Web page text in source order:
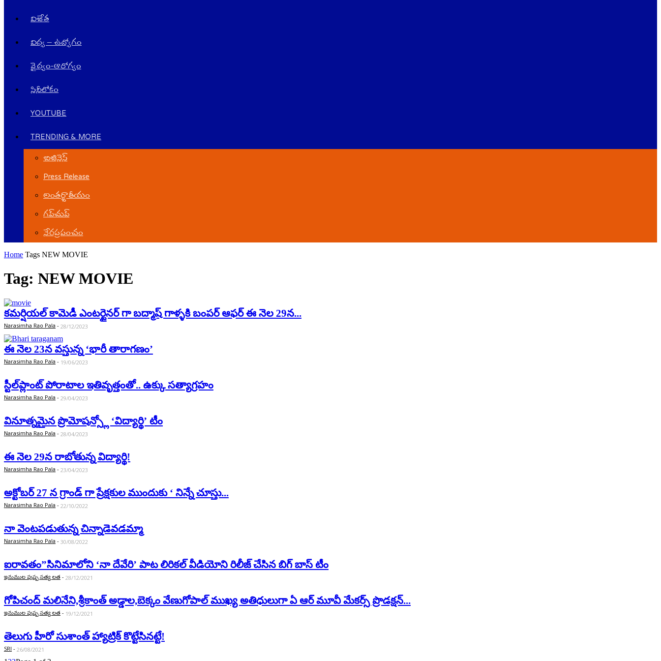
విజేత
విద్య – ఉద్యోగం
వైద్యం-ఆరోగ్యం
సినీలోకం
YOUTUBE
TRENDING & MORE
బిజినెస్
Press Release
అంతర్జాతీయం
గ‌ప్‌చుప్
నేర‌ప్ర‌పంచం
Home Tags NEW MOVIE
Tag: NEW MOVIE
కమర్షియల్ కామెడీ ఎంటర్టైనర్ గా బద్మాష్ గాళ్ళకి బంపర్ ఆఫర్ ఈ నెల 29న...
Narasimha Rao Pala - 28/12/2023
ఈ నెల 23న వస్తున్న ‘భారీ తారాగణం’
Narasimha Rao Pala - 19/06/2023
స్టీల్‌ప్లాంట్‌ పోరాటాల ఇతివృత్తంతో.. ఉక్కు సత్యాగ్రహం
Narasimha Rao Pala - 29/04/2023
వినూత్నమైన ప్రొమోషన్స్లో ‘విద్యార్థి’ టీం
Narasimha Rao Pala - 28/04/2023
ఈ నెల 29న రాబోతున్న విద్యార్థి!
Narasimha Rao Pala - 23/04/2023
అక్టోబర్ 27 న గ్రాండ్ గా ప్రేక్షకుల ముందుకు ‘ నిన్నే చూస్తు...
Narasimha Rao Pala - 22/10/2022
నా వెంట‌ప‌డుతున్న చిన్నాడెవ‌డ‌మ్మా
Narasimha Rao Pala - 30/08/2022
ఐరావతం”సినిమాలోని ‘నా దేవేరి’ పాట లిరికల్ వీడియోని రిలీజ్ చేసిన బిగ్ బాస్ టీం
ఇనుముల పుష్ప సత్య లత - 28/12/2021
గోపిచంద్ మలినేని,శ్రీకాంత్ అడ్డాల,బెక్కం వేణుగోపాల్ ముఖ్య అతిధులుగా ఏ ఆర్ మూవీ మేకర్స్ ప్రొడక్షన్...
ఇనుముల పుష్ప సత్య లత - 19/12/2021
తెలుగు హీరో సుశాంత్ హ్యాట్రిక్ కొట్టేసిన‌ట్టే!
SRI - 26/08/2021